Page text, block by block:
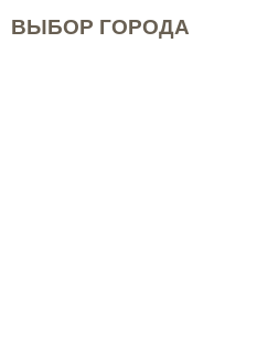
ВЫБОР ГОРОДА